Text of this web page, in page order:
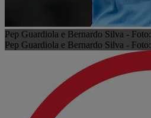
Pep Guardiola e Bernardo Silva - Foto:
Pep Guardiola e Bernardo Silva - Foto: